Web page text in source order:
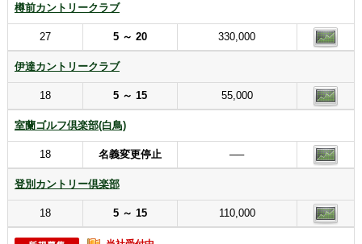
樽前カントリークラブ
27 5 ～ 20 330,000
伊達カントリークラブ
18 5 ～ 15 55,000
室蘭ゴルフ倶楽部(白鳥)
18 名義変更停止 ──
登別カントリー倶楽部
18 5 ～ 15 110,000